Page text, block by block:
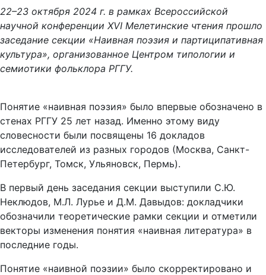
22–23 октября 2024 г. в рамках Всероссийской
научной конференции XVI Мелетинские чтения прошло
заседание секции «Наивная поэзия и партиципативная
культура», организованное Центром типологии и
семиотики фольклора РГГУ.
Понятие «наивная поэзия» было впервые обозначено в
стенах РГГУ 25 лет назад. Именно этому виду
словесности были посвящены 16 докладов
исследователей из разных городов (Москва, Санкт-
Петербург, Томск, Ульяновск, Пермь).
В первый день заседания секции выступили С.Ю.
Неклюдов, М.Л. Лурье и Д.М. Давыдов: докладчики
обозначили теоретические рамки секции и отметили
векторы изменения понятия «наивная литература» в
последние годы.
Понятие «наивной поэзии» было скорректировано и